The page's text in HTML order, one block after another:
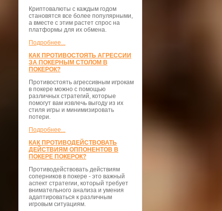
Криптовалюты с каждым годом
становятся все более популярными,
а вместе с этим растет спрос на
платформы для их обмена.
Подробнее...
КАК ПРОТИВОСТОЯТЬ АГРЕССИИ
ЗА ПОКЕРНЫМ СТОЛОМ В
ПОКЕРОК?
Противостоять агрессивным игрокам
в покере можно с помощью
различных стратегий, которые
помогут вам извлечь выгоду из их
стиля игры и минимизировать
потери.
Подробнее...
КАК ПРОТИВОДЕЙСТВОВАТЬ
ДЕЙСТВИЯМ ОППОНЕНТОВ В
ПОКЕРЕ ПОКЕРОК?
Противодействовать действиям
соперников в покере - это важный
аспект стратегии, который требует
внимательного анализа и умения
адаптироваться к различным
игровым ситуациям.